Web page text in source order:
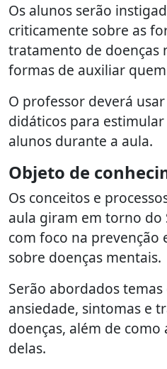
Os alunos serão
criticamente sobre as
tratamento de doenças
formas de auxiliar
O professor deverá
didáticos para
alunos durante a aula.
Objeto de
Os conceitos e
aula giram em torno do
com foco na prevenção
sobre doenças mentais.
Serão abordados
ansiedade, sintomas e
doenças, além de
delas.